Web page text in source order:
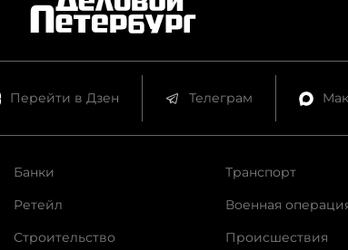
Перейти в Дзен Телеграм
Банки
Ретейл
Строительство
Транспорт
Военная
Происшествия